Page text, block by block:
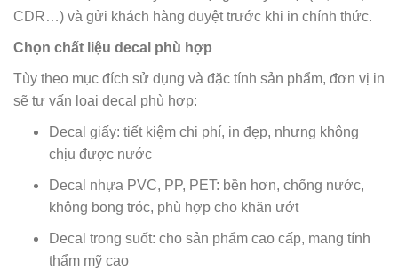
CDR…) và gửi khách hàng duyệt trước khi in chính thức.
Chọn chất liệu decal phù hợp
Tùy theo mục đích sử dụng và đặc tính sản phẩm, đơn vị in
sẽ tư vấn loại decal phù hợp:
Decal giấy: tiết kiệm chi phí, in đẹp, nhưng không
chịu được nước
Decal nhựa PVC, PP, PET: bền hơn, chống nước,
không bong tróc, phù hợp cho khăn ướt
Decal trong suốt: cho sản phẩm cao cấp, mang tính
thẩm mỹ cao